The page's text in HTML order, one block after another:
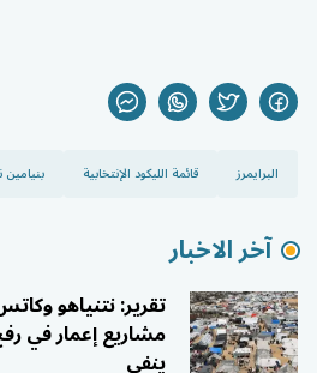
البرايمرز قائمة الليكود الإنتخابية بنيامين
آخر الاخبار
تقرير: نتنياهو
مشاريع إعمار في
ينفي